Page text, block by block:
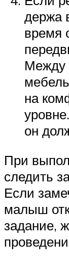
держа
время
Между
на
он
При
следить
Если
малыш
задание,